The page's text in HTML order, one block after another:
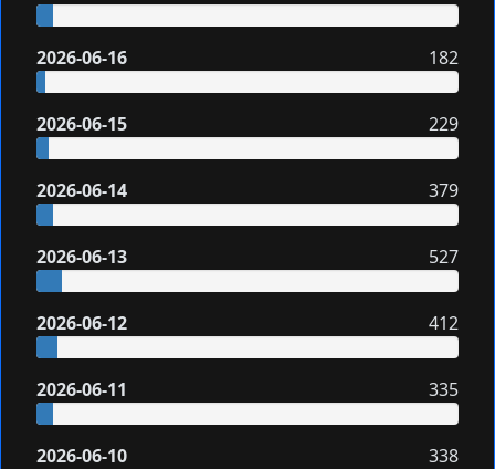
2026-06-16 182
2026-06-15 229
2026-06-14 379
2026-06-13 527
2026-06-12 412
2026-06-11 335
2026-06-10 338